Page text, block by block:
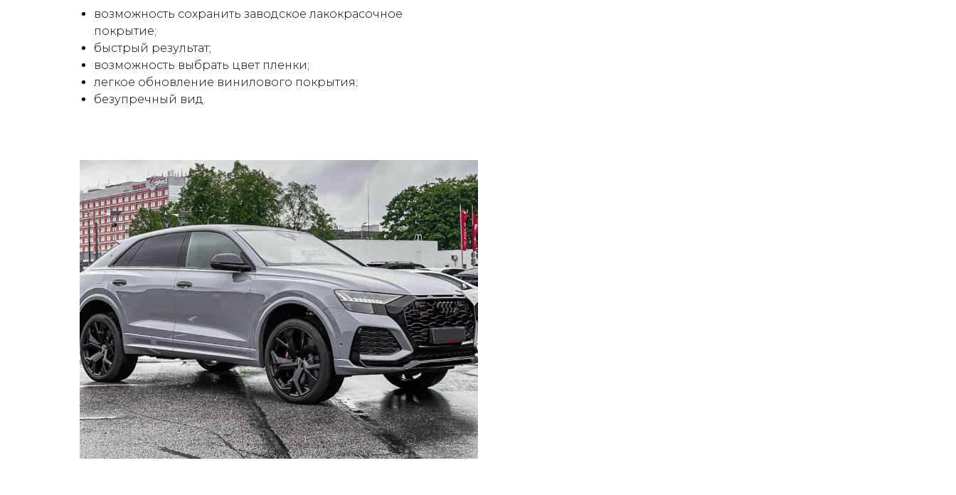
возможность сохранить заводское лакокрасочное
покрытие;
быстрый результат;
возможность выбрать цвет пленки;
легкое обновление винилового покрытия;
безупречный вид.